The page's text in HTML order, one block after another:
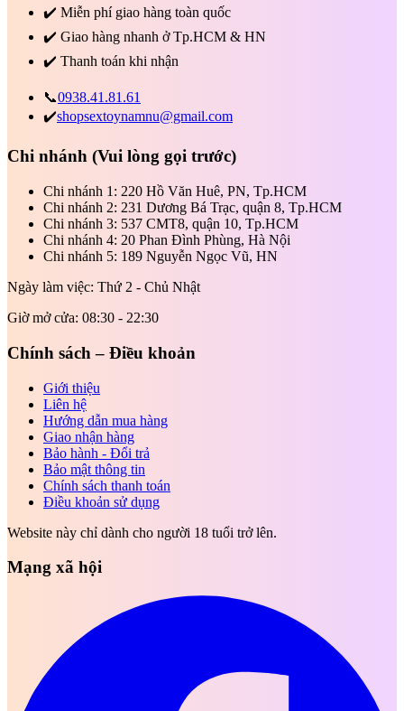
✔️ Miễn phí giao hàng toàn quốc
✔️ Giao hàng nhanh ở Tp.HCM & HN
✔️ Thanh toán khi nhận
📞0938.41.81.61
✔️shopsextoynamnu@gmail.com
Chi nhánh (Vui lòng gọi trước)
Chi nhánh 1: 220 Hồ Văn Huê, PN, Tp.HCM
Chi nhánh 2: 231 Dương Bá Trạc, quận 8, Tp.HCM
Chi nhánh 3: 537 CMT8, quận 10, Tp.HCM
Chi nhánh 4: 20 Phan Đình Phùng, Hà Nội
Chi nhánh 5: 189 Nguyễn Ngọc Vũ, HN
Ngày làm việc: Thứ 2 - Chủ Nhật
Giờ mở cửa: 08:30 - 22:30
Chính sách – Điều khoản
Giới thiệu
Liên hệ
Hướng dẫn mua hàng
Giao nhận hàng
Bảo hành - Đổi trả
Bảo mật thông tin
Chính sách thanh toán
Điều khoản sử dụng
Website này chỉ dành cho người 18 tuổi trở lên.
Mạng xã hội